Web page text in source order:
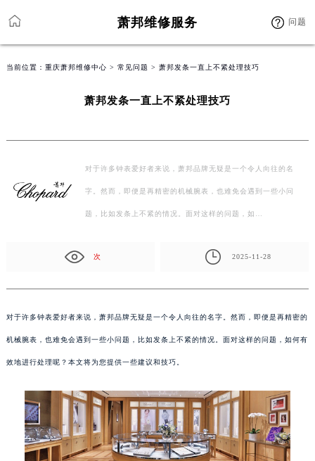
萧邦维修服务 问题
当前位置： 重庆萧邦维修中心 > 常见问题 > 萧邦发条一直上不紧处理技巧
萧邦发条一直上不紧处理技巧
对于许多钟表爱好者来说，萧邦品牌无疑是一个令人向往的名
字。然而，即便是再精密的机械腕表，也难免会遇到一些小问
题，比如发条上不紧的情况。面对这样的问题，如…
次 2025-11-28
对于许多钟表爱好者来说，萧邦品牌无疑是一个令人向往的名字。然而，即便是再精密的
机械腕表，也难免会遇到一些小问题，比如发条上不紧的情况。面对这样的问题，如何有
效地进行处理呢？本文将为您提供一些建议和技巧。